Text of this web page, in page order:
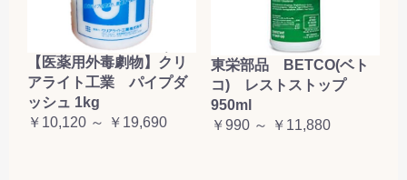
【医薬用外毒劇物】クリ
アライト工業 パイプダ
ッシュ 1kg
￥10,120 ～ ￥19,690
東栄部品 BETCO(ベト
コ) レストストップ
950ml
￥990 ～ ￥11,880